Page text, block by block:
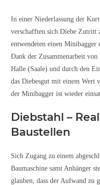
In einer Niederlassung der
verschafften sich Diebe Zutritt
entwendeten einen Minibagger
Dank der Zusammenarbeit
Halle (Saale) und durch den
das Diebesgut mit einem Wert
der Minibagger ist wieder
Diebstahl –
Baustellen
Sich Zugang zu einem
Baumaschine samt Anhänger
glauben, dass der Aufwand zu